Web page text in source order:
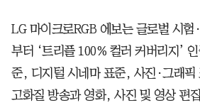
LG 마이크로RGB 에보는 글로벌 시험
부터 ‘트리플 100% 컬러 커버리지’
준, 디지털 시네마 표준, 사진·그래픽
고화질 방송과 영화, 사진 및 영상 편